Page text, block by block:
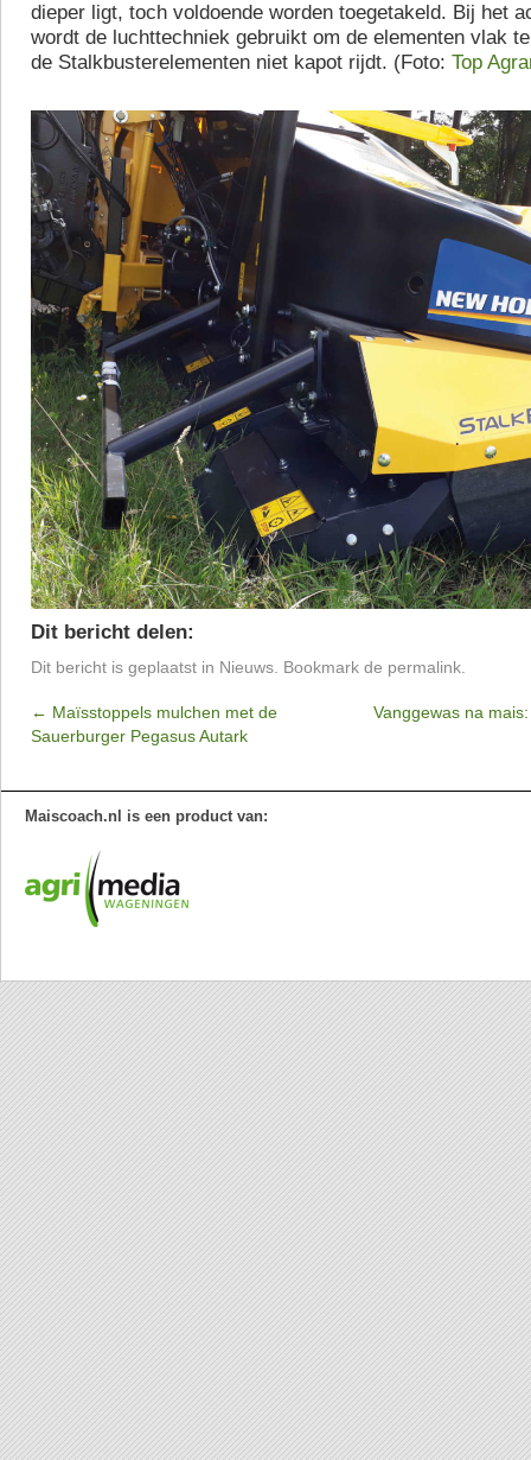
dieper ligt, toch voldoende worden toegetakeld. Bij het
wordt de luchttechniek gebruikt om de elementen vlak
de Stalkbusterelementen niet kapot rijdt. (Foto: Top
Dit bericht delen:
Dit bericht is geplaatst in Nieuws . Bookmark de permalink
← Maïsstoppels mulchen met de
Sauerburger Pegasus Autark
Vanggewas na
Maiscoach.nl is een product van: